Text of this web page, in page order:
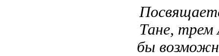
Тане, трем
бы